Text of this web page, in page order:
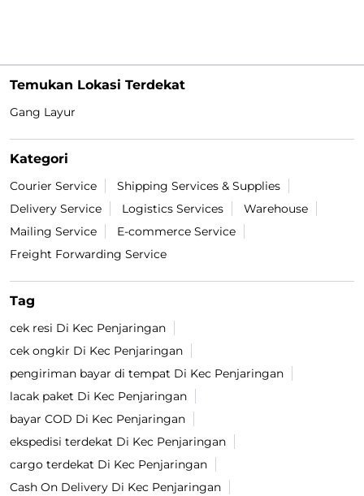
Temukan Lokasi Terdekat
Gang Layur
Kategori
Courier Service
Shipping Services & Supplies
Delivery Service
Logistics Services
Warehouse
Mailing Service
E-commerce Service
Freight Forwarding Service
Tag
cek resi Di Kec Penjaringan
cek ongkir Di Kec Penjaringan
pengiriman bayar di tempat Di Kec Penjaringan
lacak paket Di Kec Penjaringan
bayar COD Di Kec Penjaringan
ekspedisi terdekat Di Kec Penjaringan
cargo terdekat Di Kec Penjaringan
Cash On Delivery Di Kec Penjaringan